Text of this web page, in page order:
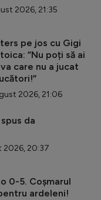
2026, 21:35
pe jos cu Gigi
”Nu poți să ai
care nu a jucat
2026, 21:06
da
2026, 20:37
0-5. Coșmarul
ardeleni!